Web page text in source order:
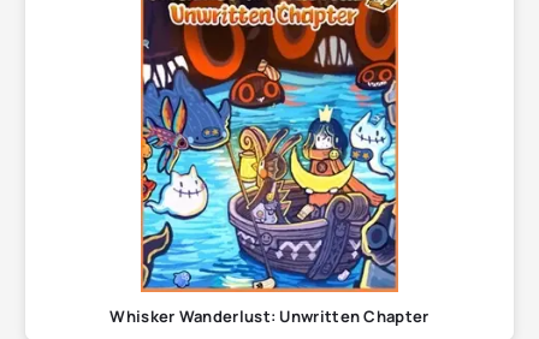
Whisker Wanderlust: Unwritten Chapter